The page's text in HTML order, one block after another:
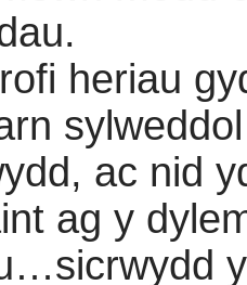
heriau
sylweddol
ac nid
ag y